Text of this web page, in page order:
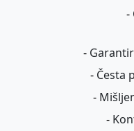
-
-
- Česta
-
-